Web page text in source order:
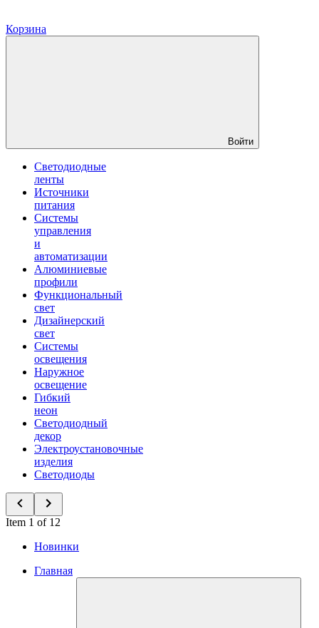
Корзина
Войти
Светодиодные
ленты
Источники
питания
Системы
управления
и
автоматизации
Алюминиевые
профили
Функциональный
свет
Дизайнерский
свет
Системы
освещения
Наружное
освещение
Гибкий
неон
Светодиодный
декор
Электроустановочные
изделия
Светодиоды
Item 1 of 12
Новинки
Главная